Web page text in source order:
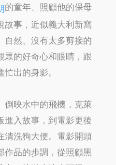
的童年、照顧他的保母
故事，近似義大利新寫
自然、沒有太多剪接的
眾的好奇心和眼睛，跟
出的身影。
倒映水中的飛機，克萊
進入故事，到電影更後
清洗狗大便。電影開頭
作品的步調，從照顧黑